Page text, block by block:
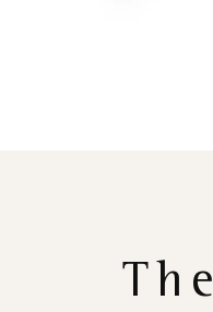
The